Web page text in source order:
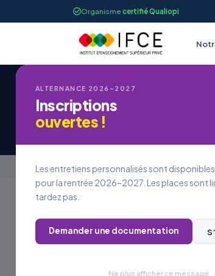
Organisme certifié Qualiopi
ALTERNANCE 2026–2027
Inscriptions
ouvertes !
Les entretiens personnalisés sont
pour la rentrée 2026–2027. Les places sont
tardez pas.
Demander une documentation
Ne plus afficher ce message
Accueil › Candidature à une offre
Postuler àune